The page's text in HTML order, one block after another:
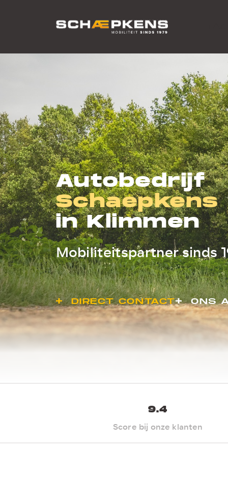
Autobedrijf
Schaepkens
in Klimmen
Mobiliteitspartner sinds
DIRECT CONTACT ONS
9.4
Score bij onze klanten